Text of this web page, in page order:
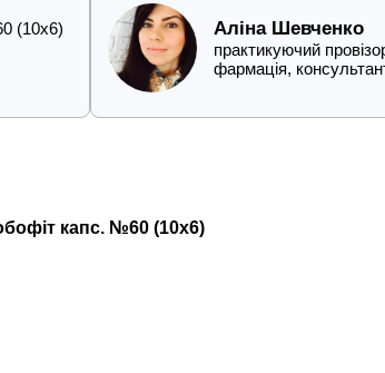
(10х6)
Аліна Шевченко
практикуючий
фармація,
капс. №60 (10х6)